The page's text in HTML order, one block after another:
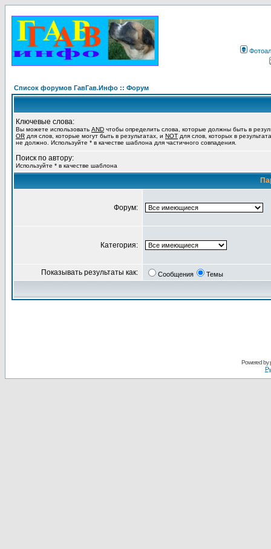
Список форумов ГавГав.Инфо :: Форум
Ключевые слова:
Вы можете использовать AND чтобы определить слова, которые должны быть в
OR для слов, которые могут быть в результатах, и NOT для слов, которых в
не должно. Используйте * в качестве шаблона для частичного совпадения.
Поиск по автору:
Используйте * в качестве шаблона
Форум:
Категория:
Показывать результаты как: Сообщения Темы
Powered by